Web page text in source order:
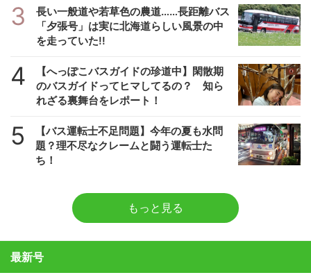
3
長い一般道や若草色の農道……長距離バス
「夕張号」は実に北海道らしい風景の中
を走っていた!!
4
【へっぽこバスガイドの珍道中】閑散期
のバスガイドってヒマしてるの？ 知ら
れざる裏舞台をレポート！
5
【バス運転士不足問題】今年の夏も水問
題？理不尽なクレームと闘う運転士た
ち！
もっと見る
最新号